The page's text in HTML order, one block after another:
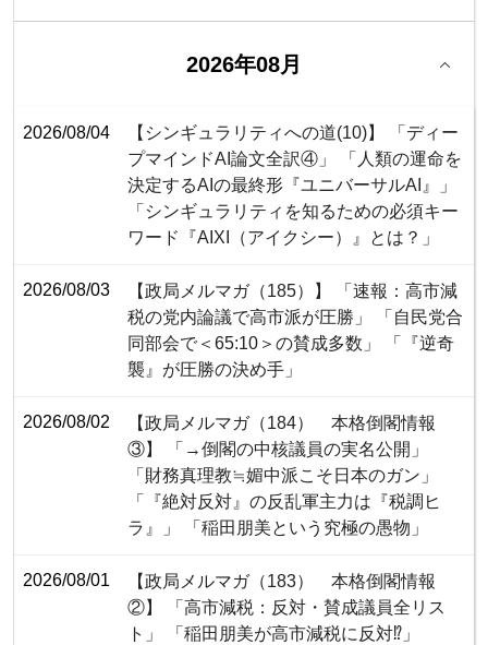
2026年08月
2026/08/04
【シンギュラリティへの道(10)】 「ディー
プマインドAI論文全訳④」 「人類の運命を
決定するAIの最終形『ユニバーサルAI』」
「シンギュラリティを知るための必須キー
ワード『AIXI（アイクシー）』とは？」
2026/08/03
【政局メルマガ（185）】 「速報：高市減
税の党内論議で高市派が圧勝」 「自民党合
同部会で＜65:10＞の賛成多数」 「『逆奇
襲』が圧勝の決め手」
2026/08/02
【政局メルマガ（184） 本格倒閣情報
③】 「→倒閣の中核議員の実名公開」
「財務真理教≒媚中派こそ日本のガン」
「『絶対反対』の反乱軍主力は『税調ヒ
ラ』」 「稲田朋美という究極の愚物」
2026/08/01
【政局メルマガ（183） 本格倒閣情報
②】 「高市減税：反対・賛成議員全リス
ト」 「稲田朋美が高市減税に反対⁉」